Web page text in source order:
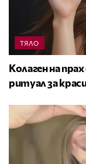
ТЯЛО
Колаген на
ритуал за